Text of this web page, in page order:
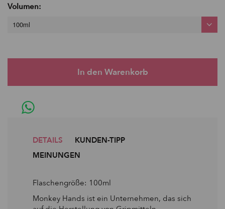
Volumen:
100ml
DETAILS
KUNDEN-TIPP
MEINUNGEN
Flaschengröße: 100ml
Monkey Hands ist ein Unternehmen, das sich